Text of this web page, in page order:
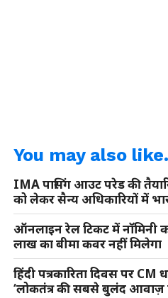
You may also
IMA पासिंग आउट परेड की
को लेकर सैन्य अधिकारियों में
ऑनलाइन रेल टिकट में नॉमिनी
लाख का बीमा कवर नहीं मिलेगा
हिंदी पत्रकारिता दिवस पर CM
‘लोकतंत्र की सबसे बुलंद आवाज़ है